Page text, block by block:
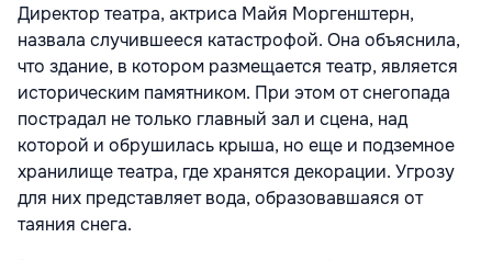
Директор театра, актриса Майя Моргенштерн,
назвала случившееся катастрофой. Она объяснила,
что здание, в котором размещается театр, является
историческим памятником. При этом от снегопада
пострадал не только главный зал и сцена, над
которой и обрушилась крыша, но еще и подземное
хранилище театра, где хранятся декорации. Угрозу
для них представляет вода, образовавшаяся от
таяния снега.